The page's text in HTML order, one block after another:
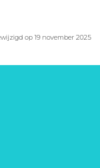
op 19 november 2025